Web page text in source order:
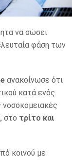
να σώσει
φάση των
ανακοίνωσε ότι
κατά ενός
στο τρίτο και
κοινού με